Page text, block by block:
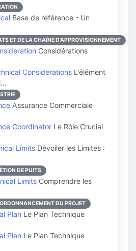
Base de référence - Un
ET DE LA CHAÎNE D'APPROVISIONNEMENT
Considérations
Considerations L'élément
Assurance Commerciale
Coordinator Le Rôle Crucial
Limits Dévoiler les Limites :
DE PUITS
Limits Comprendre les
DU PROJET
Plan Le Plan Technique
Plan Le Plan Technique